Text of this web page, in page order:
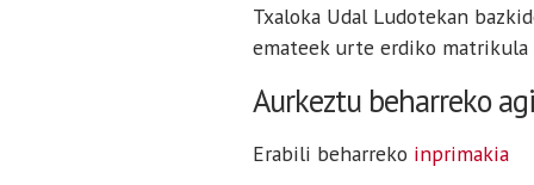
Txaloka Udal Ludotekan
emateek urte erdiko matrikula
Aurkeztu beharreko
Erabili beharreko inprimakia